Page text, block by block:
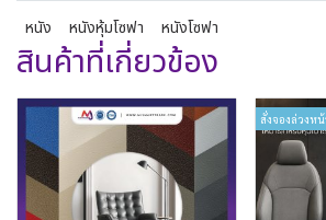
หนัง หนังหุ้มโซฟา หนังโซฟา
สินค้าที่เกี่ยวข้อง
สั่งจองล่วงหน้